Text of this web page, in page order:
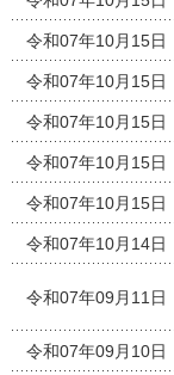
令和07年10月15日
令和07年10月15日
令和07年10月15日
令和07年10月15日
令和07年10月15日
令和07年10月14日
令和07年09月11日
令和07年09月10日